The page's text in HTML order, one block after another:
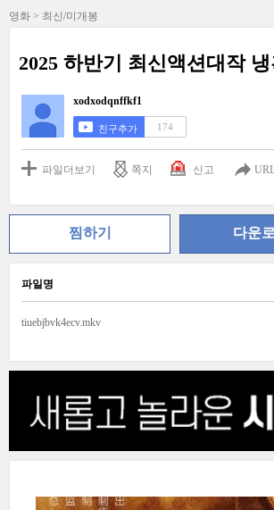
영화 > 최신/미개봉
2025 하반기 최신액션대작
xodxodqnffkf1
친구추가 174
파일더보기 쪽지 신고
찜하기 다운
파일명
tiuebjbvk4ecv.mkv